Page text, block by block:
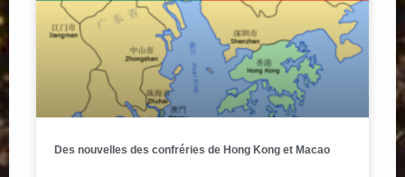
Des nouvelles des confréries de Hong Kong et Macao